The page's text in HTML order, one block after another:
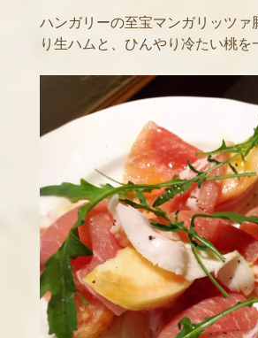
ハンガリーの至宝マンガリッツァ
り生ハムと、ひんやり冷たい桃を